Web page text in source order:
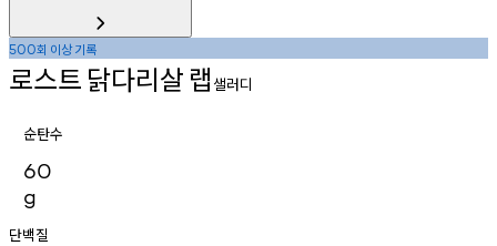
500회 이상기록
로스트 닭다리살 랩 샐러디
순탄수
60
g
단백질